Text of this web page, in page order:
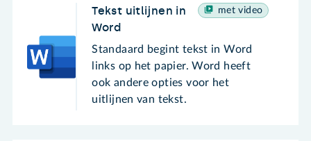
met video
Tekst uitlijnen in
Word
Standaard begint tekst in Word
links op het papier. Word heeft
ook andere opties voor het
uitlijnen van tekst.